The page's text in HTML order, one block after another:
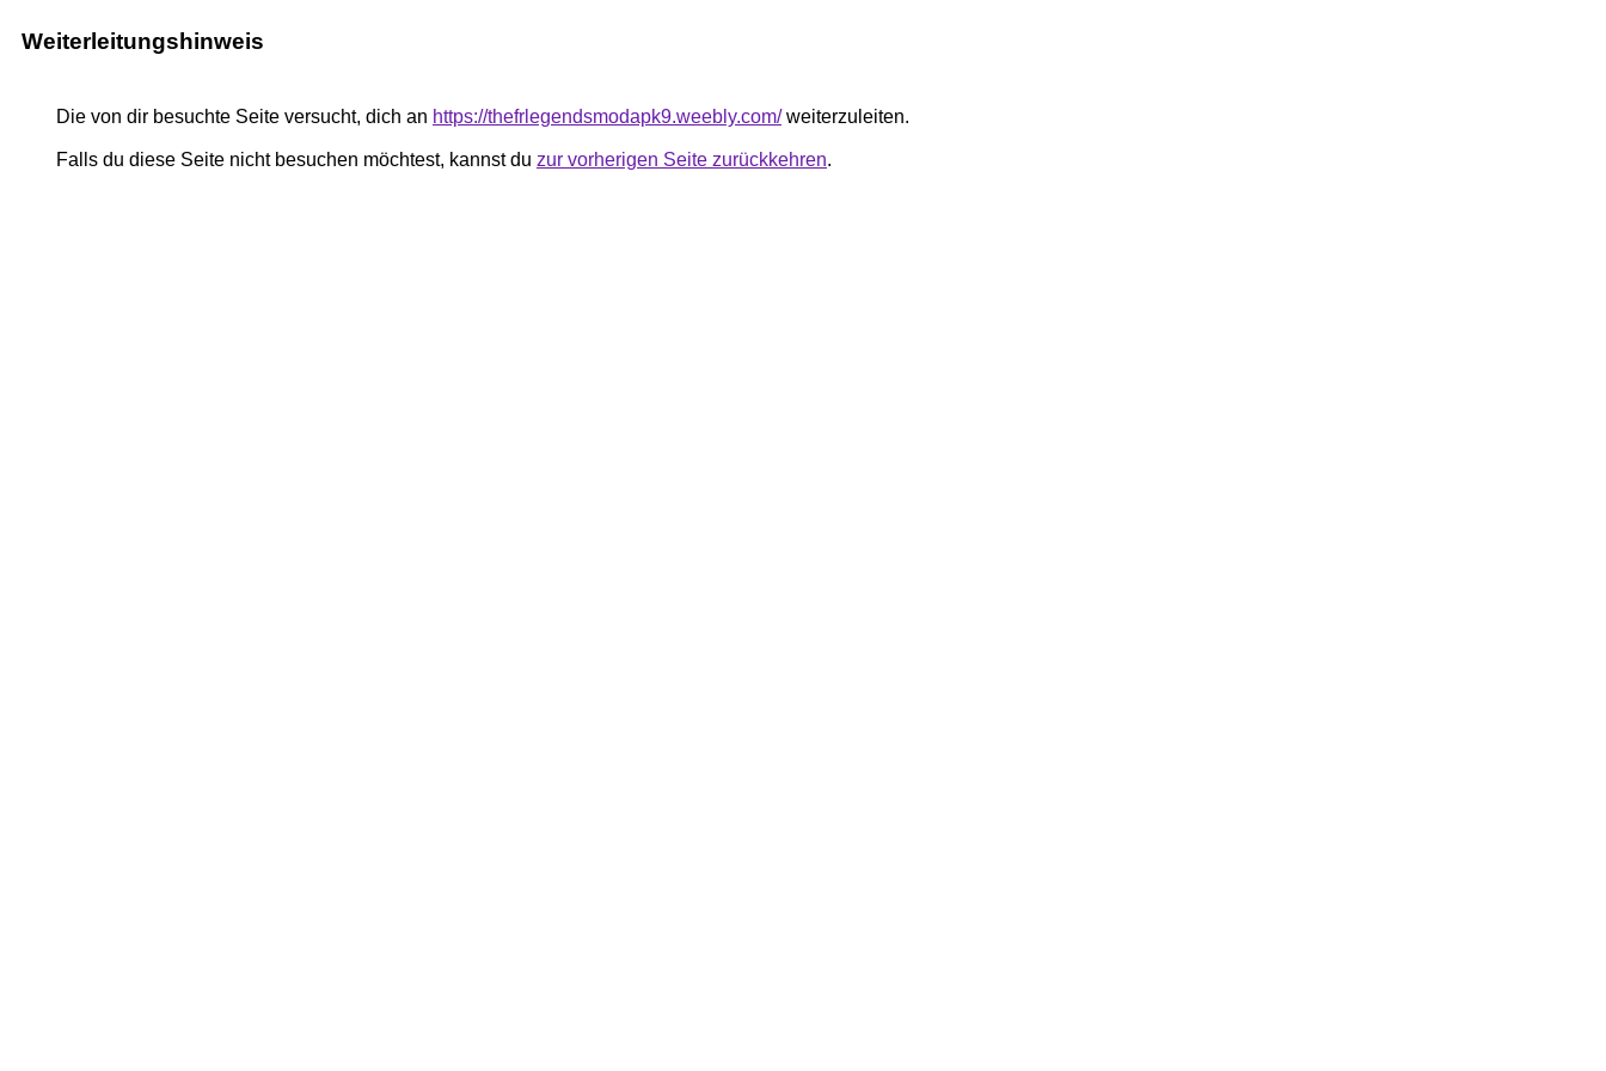
Weiterleitungshinweis
Die von dir besuchte Seite versucht, dich an https://thefrlegendsmodapk9.weebly.com/weiterzuleiten.
Falls du diese Seite nicht besuchen möchtest, kannst du zur vorherigen Seite zurückkehren.